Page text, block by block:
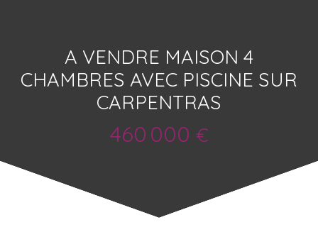
A VENDRE MAISON 4
CHAMBRES AVEC PISCINE SUR
CARPENTRAS
460 000 €